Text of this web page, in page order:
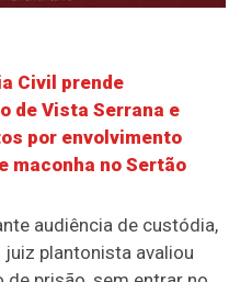
Civil prende
de Vista Serrana e
por envolvimento
maconha no Sertão
audiência de custódia,
juiz plantonista avaliou